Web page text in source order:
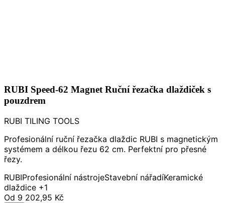
RUBI Speed-62 Magnet Ruční řezačka dlaždiček s
pouzdrem
RUBI TILING TOOLS
Profesionální ruční řezačka dlaždic RUBI s magnetickým
systémem a délkou řezu 62 cm. Perfektní pro přesné
řezy.
RUBIProfesionální nástrojeStavební nářadíKeramické
dlaždice +1
Od 9 202,95 Kč